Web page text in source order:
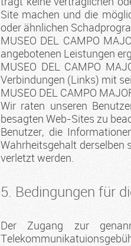
Site machen und die
oder ähnlichen
MUSEO DEL CAMPO
angebotenen Leistungen
MUSEO DEL CAMPO
Verbindungen (Links) mit
MUSEO DEL CAMPO
Wir raten unseren
besagten Web-Sites zu
Benutzer, die
Wahrheitsgehalt derselben
verletzt werden.
5. Bedingungen für
Der Zugang zur